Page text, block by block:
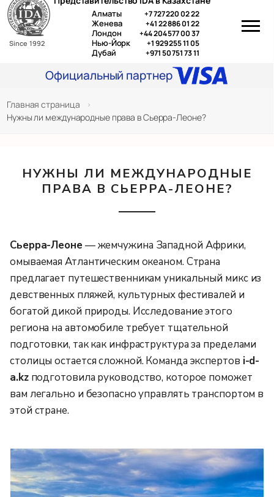
Перейти
содержимому
Since 1992
Алматы +7 727 220 02 22
Женева +41 22 886 01 22
Лондон +44 204 577 00 37
Нью-Йорк +1 929 255 11 05
Дубай +971 50 751 73 11
Официальный партнер
Главная страница >
Нужны ли международные права в Сьерра-Леоне?
НУЖНЫ ЛИ МЕЖДУНАРОДНЫЕ
ПРАВА В СЬЕРРА-ЛЕОНЕ?
Сьерра-Леоне— жемчужина Западной Африки,
омываемая Атлантическим океаном. Страна
предлагает путешественникам уникальный микс из
девственных пляжей, культурных фестивалей и
богатой дикой природы. Исследование этого
региона на автомобиле требует тщательной
подготовки, так как инфраструктура за пределами
столицы остается сложной. Команда экспертов i-d-
a.kzподготовила руководство, которое поможет
вам легально и безопасно управлять транспортом в
этой стране.